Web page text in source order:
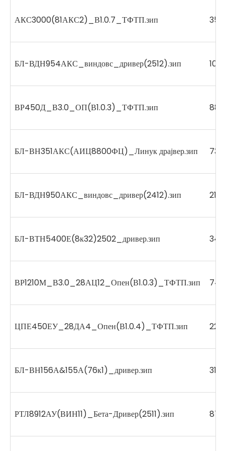
АКС3000(81АКС2)_В1.0.7_ТФТП.зип 352
БЛ-ВДН954АКС_виндовс_дривер(2512).зип
ВР450Д_В3.0_ОП(В1.0.3)_ТФТП.зип 882
БЛ-ВН351АКС(АИЦ8800ФЦ)_Линук драјвер.зип
БЛ-ВДН950АКС_виндовс_дривер(2412).зип
БЛ-ВТН5400Е(8к32)2502_дривер.зип
ВР1210М_В3.0_28АЦ12_Опен(В1.0.3)_ТФТП.зип
ЦПЕ450ЕУ_28ДА4_Опен(В1.0.4)_ТФТП.зип
БЛ-ВН156А&155А(76к1)_дривер.зип
РТЛ8912АУ(ВИН11)_Бета-Дривер(2511).зип